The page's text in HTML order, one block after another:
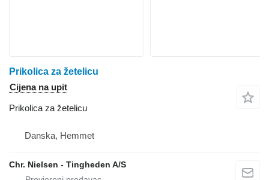
Prikolica za žetelicu
Cijena na upit
Prikolica za žetelicu
Danska, Hemmet
Chr. Nielsen - Tingheden A/S